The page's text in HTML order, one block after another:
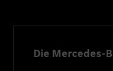
Die Mercedes-